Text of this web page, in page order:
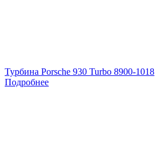
Турбина Porsche 930 Turbo 8900-1018
Подробнее